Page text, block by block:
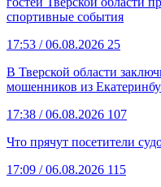
спортивные события
17:53 / 06.08.2026 25
В Тверской области
мошенников из
17:38 / 06.08.2026 107
Что прячут посетители
17:09 / 06.08.2026 115